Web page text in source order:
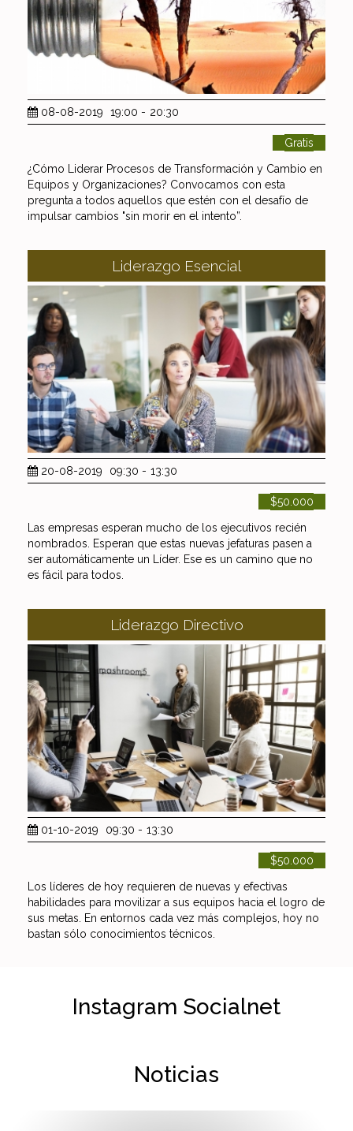
08-08-2019 19:00 - 20:30
Gratis
¿Cómo Liderar Procesos de Transformación y Cambio en
Equipos y Organizaciones? Convocamos con esta
pregunta a todos aquellos que estén con el desafío de
impulsar cambios "sin morir en el intento”.
Liderazgo Esencial
20-08-2019 09:30 - 13:30
$50.000
Las empresas esperan mucho de los ejecutivos recién
nombrados. Esperan que estas nuevas jefaturas pasen a
ser automáticamente un Líder. Ese es un camino que no
es fácil para todos.
Liderazgo Directivo
01-10-2019 09:30 - 13:30
$50.000
Los líderes de hoy requieren de nuevas y efectivas
habilidades para movilizar a sus equipos hacia el logro de
sus metas. En entornos cada vez más complejos, hoy no
bastan sólo conocimientos técnicos.
Instagram Socialnet
Noticias